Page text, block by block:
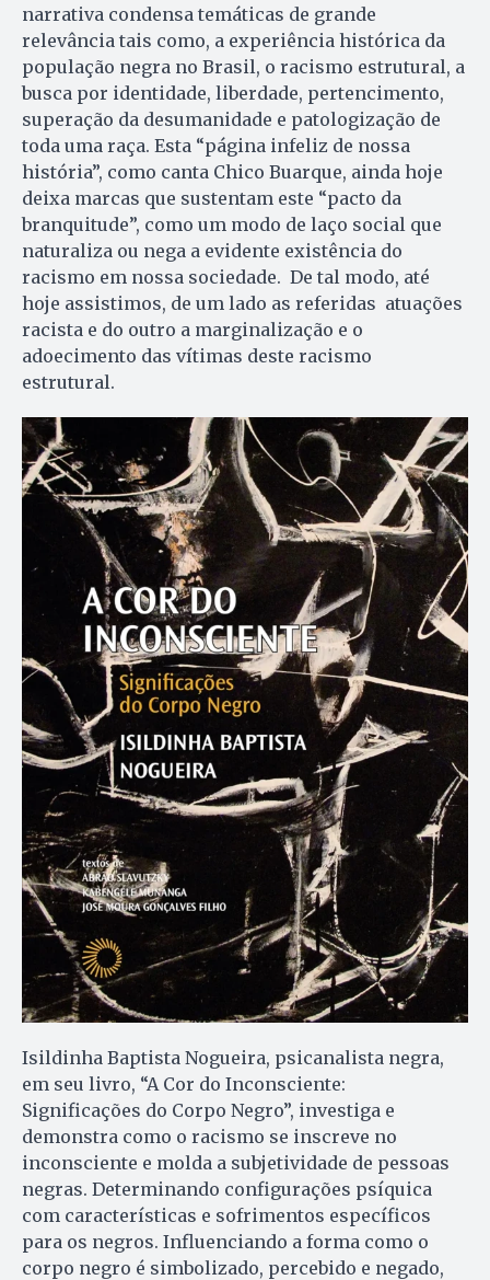
narrativa condensa temáticas de grande
relevância tais como, a experiência histórica da
população negra no Brasil, o racismo estrutural, a
busca por identidade, liberdade, pertencimento,
superação da desumanidade e patologização de
toda uma raça. Esta “página infeliz de nossa
história”, como canta Chico Buarque, ainda hoje
deixa marcas que sustentam este “pacto da
branquitude”, como um modo de laço social que
naturaliza ou nega a evidente existência do
racismo em nossa sociedade. De tal modo, até
hoje assistimos, de um lado as referidas atuações
racista e do outro a marginalização e o
adoecimento das vítimas deste racismo
estrutural.
Isildinha Baptista Nogueira, psicanalista negra,
em seu livro, “A Cor do Inconsciente:
Significações do Corpo Negro”, investiga e
demonstra como o racismo se inscreve no
inconsciente e molda a subjetividade de pessoas
negras. Determinando configurações psíquica
com características e sofrimentos específicos
para os negros. Influenciando a forma como o
corpo negro é simbolizado, percebido e negado,